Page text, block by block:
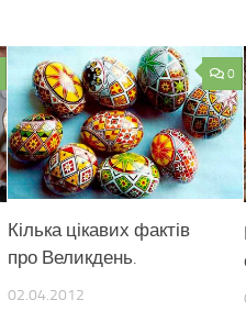
0
Кілька цікавих фактів
про Великдень.
02.04.2012